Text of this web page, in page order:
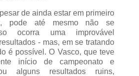
de ainda estar em primeiro
pode até mesmo não se
ocorra uma improvável
- mas, em se tratando
é possível. O Vasco, que teve
início de campeonato e
alguns resultados ruins,